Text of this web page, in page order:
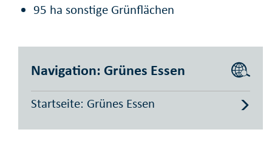
95 ha sonstige Grünflächen
Navigation: Grünes Essen
Startseite: Grünes Essen